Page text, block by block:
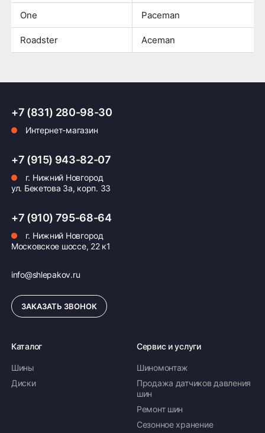
One Paceman
Roadster Aceman
+7 (831) 280-98-30
Интернет-магазин
+7 (915) 943-82-07
г. Нижний Новгород
ул. Бекетова 3а, корп. 33
+7 (910) 795-68-64
г. Нижний Новгород
Московское шоссе, 22 к1
info@shlepakov.ru
ЗАКАЗАТЬ ЗВОНОК
Каталог
Шины
Диски
Сервис и услуги
Шиномонтаж
Продажа датчиков давления
шин
Ремонт шин
Сезонное хранение